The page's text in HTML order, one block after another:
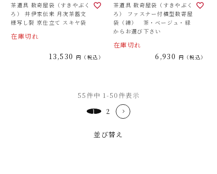
茶道具 数奇屋袋（すきやぶく
ろ） 井伊家伝来 月次茶器文
様写し裂 京仕立て スキヤ袋
在庫切れ
13,530 税込
茶道具 数奇屋袋（すきやぶく
ろ） ファスナー付横型数寄屋
袋（綿） 茶・ベージュ・緑
からお選び下さい
在庫切れ
6,930 税込
並び替え
55件中 1-50件表示
1 2